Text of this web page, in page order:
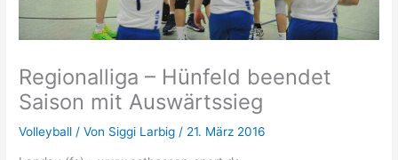
Regionalliga – Hünfeld beendet
Saison mit Auswärtssieg
Volleyball / Von Siggi Larbig / 21. März 2016